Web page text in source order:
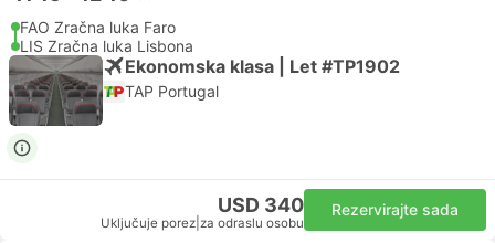
FAO Zračna luka Faro
LIS Zračna luka Lisbona
Ekonomska klasa | Let #TP1902
TAP Portugal
USD 340
Uključuje porez za odraslu osobu
Rezervirajte sada